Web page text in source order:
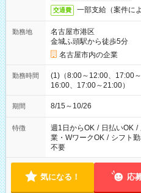
交通費 一部支給（案件に
勤務地
名古屋市港区
金城ふ頭駅から徒歩5分
名古屋市内の企業
勤務時間
(1)（8:00～12:00、17:00
16:00、17:00～21:00）
期間 8/15～10/26
特徴 週1日からOK / 日払いOK /
業・WワークOK / シフト
不要
気になる！ 応